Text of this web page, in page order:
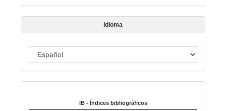
t
í
o
Idioma
d
m
IB - Índices bibliográficos